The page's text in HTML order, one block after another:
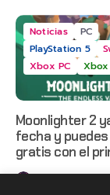
Noticias
PC
PlayStation 5
Xbox PC
Moonlighter 2
fecha y
gratis con el